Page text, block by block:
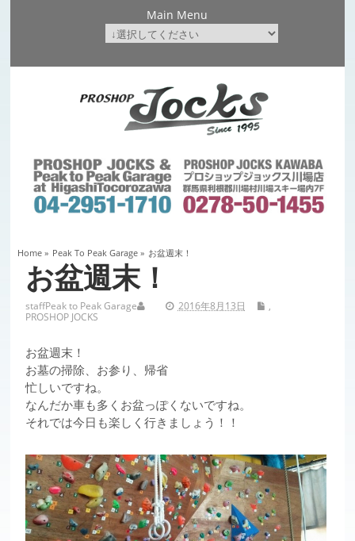
Main Menu
Home» Peak To Peak Garage » お盆週末！
お盆週末！
staff 2016年8月13日
Peak to Peak Garage
,
PROSHOP JOCKS
お盆週末！
お墓の掃除、お参り、帰省
忙しいですね。
なんだか車も多くお盆っぽくないですね。
それでは今日も楽しく行きましょう！！